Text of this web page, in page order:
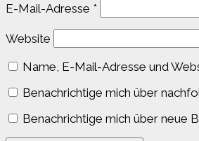
E-Mail-Adresse *
Website
Name, E-Mail-Adresse und
Benachrichtige mich über
Benachrichtige mich über neue